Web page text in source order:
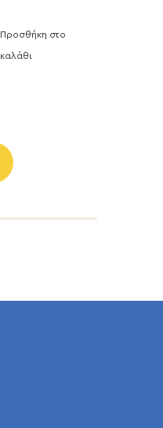
Προσθήκη στο
καλάθι